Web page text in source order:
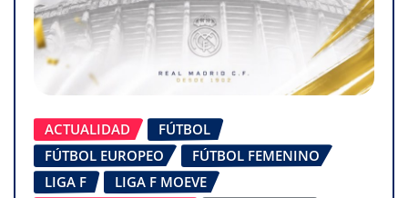
ACTUALIDAD
FÚTBOL
FÚTBOL EUROPEO
FÚTBOL FEMENINO
LIGA F
LIGA F MOEVE